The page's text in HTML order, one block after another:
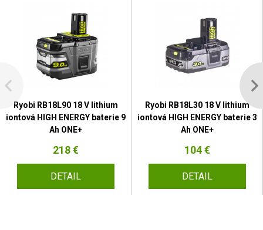
Ryobi RB18L90 18 V lithium
iontová HIGH ENERGY baterie 9
Ah ONE+
218 €
DETAIL
Ryobi RB18L30 18 V lithium
iontová HIGH ENERGY baterie 3
Ah ONE+
104 €
DETAIL